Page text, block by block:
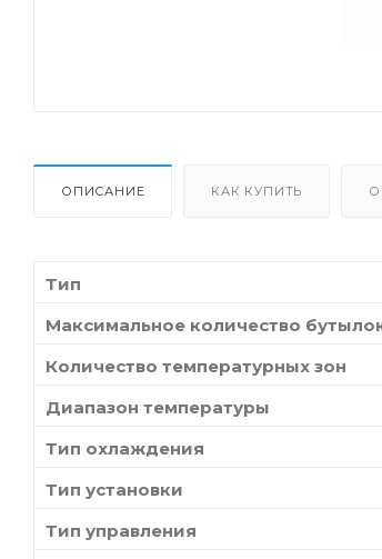
ОПИСАНИЕ КАК КУПИТЬ
Тип
Максимальное количество
Количество температурных зон
Диапазон температуры
Тип охлаждения
Тип установки
Тип управления